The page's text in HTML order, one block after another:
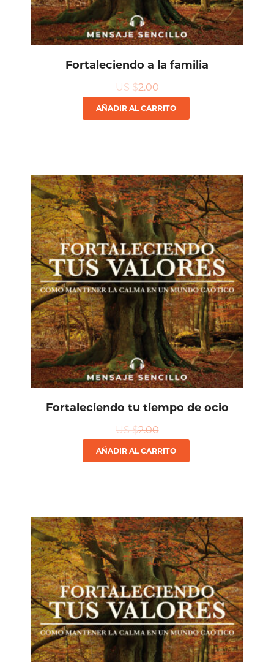
Fortaleciendo a la familia
US $2.00
AÑADIR AL CARRITO
Fortaleciendo tu tiempo de ocio
US $2.00
AÑADIR AL CARRITO